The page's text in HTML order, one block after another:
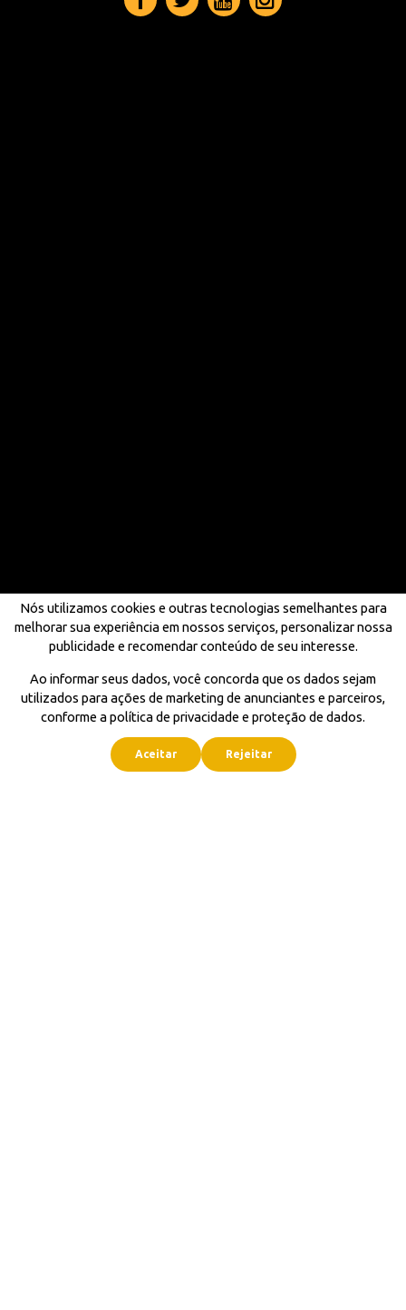
Nós utilizamos cookies e outras tecnologias semelhantes para
melhorar sua experiência em nossos serviços, personalizar nossa
publicidade e recomendar conteúdo de seu interesse.
Ao informar seus dados, você concorda que os dados sejam
utilizados para ações de marketing de anunciantes e parceiros,
conforme a política de privacidade e proteção de dados.
Aceitar Rejeitar